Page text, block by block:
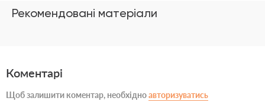
Рекомендовані матеріали
Коментарі
Щоб залишити коментар, необхідноавторизуватись